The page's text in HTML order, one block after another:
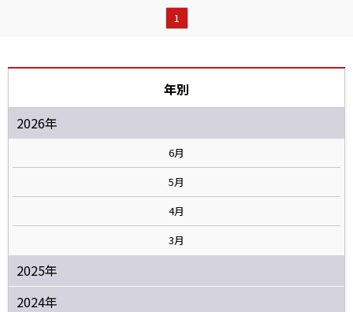
1
年別
2026年
6月
5月
4月
3月
2025年
2024年